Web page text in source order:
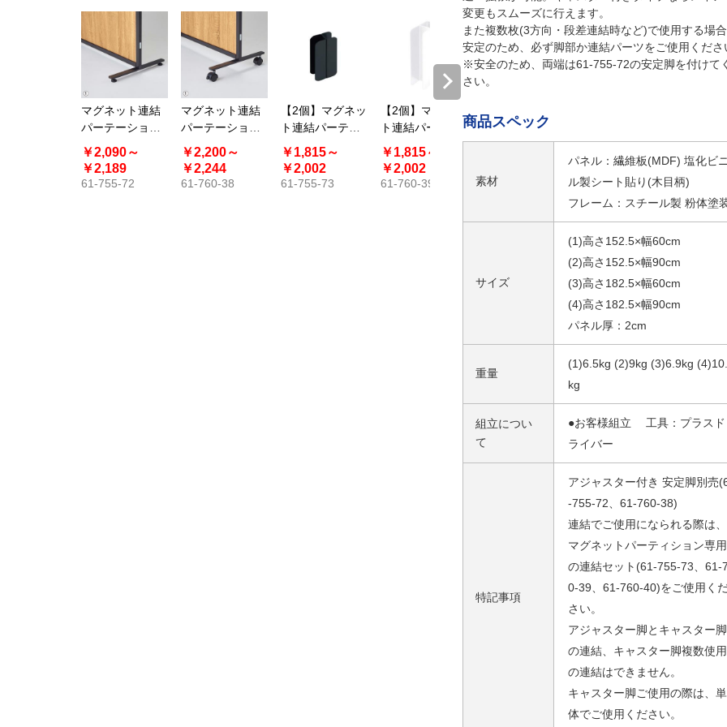
マグネット連結
パーテーション
専用安定脚 アジ
ャスター付き
￥2,090～
￥2,189
61-755-72
マグネット連結
パーテーション
用 安定脚 キャス
ター付き
￥2,200～
￥2,244
61-760-38
【2個】マグネッ
ト連結パーテー
ション用 直線連
結セット
￥1,815～
￥2,002
61-755-73
【2個】マグネッ
ト連結パーテー
ション用 連結セ
ット L型連結セ
ット
￥1,815～
￥2,002
61-760-39
ト連結パーテー
ション用 連結セ
セット シルバー
変更もスムーズに行えます。
また複数枚(3方向・段差連結時など)で使用する場
安定のため、必ず脚部か連結パーツをご使用くださ
※安全のため、両端は61-755-72の安定脚を付けて
さい。
商品スペック
素材
パネル：繊維板(MDF) 塩化ビニ
ル製シート貼り(木目柄)
フレーム：スチール製 粉体塗
サイズ
(1)高さ152.5×幅60cm
(2)高さ152.5×幅90cm
(3)高さ182.5×幅60cm
(4)高さ182.5×幅90cm
パネル厚：2cm
重量
(1)6.5kg (2)9kg (3)6.9kg
kg
組立につい
て
●お客様組立 工具：プラスド
ライバー
特記事項
アジャスター付き 安定脚別売
-755-72、61-760-38)
連結でご使用になられる際は、
マグネットパーティション専用
の連結セット(61-755-73、61-
0-39、61-760-40)をご使用く
さい。
アジャスター脚とキャスター脚
の連結、キャスター脚複数使用
の連結はできません。
キャスター脚ご使用の際は、単
体でご使用ください。